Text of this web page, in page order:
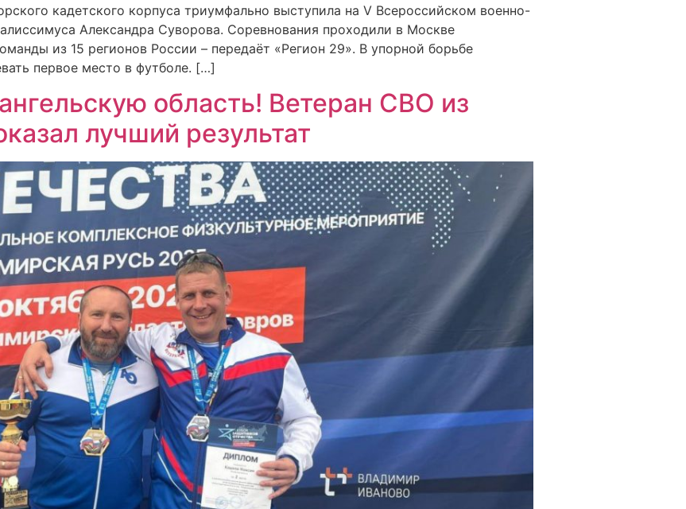
кадетского корпуса триумфально выступила на V Всероссийском военно-
Александра Суворова. Соревнования проходили в Москве
из 15 регионов России – передаёт «Регион 29». В упорной борьбе
первое место в футболе. […]
область! Ветеран СВО из
лучший результат